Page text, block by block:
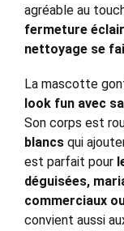
agréable au
fermeture
nettoyage se
La mascotte
look fun avec
Son corps est
blancs qui
est parfait pour
déguisées,
commerciaux
convient aussi